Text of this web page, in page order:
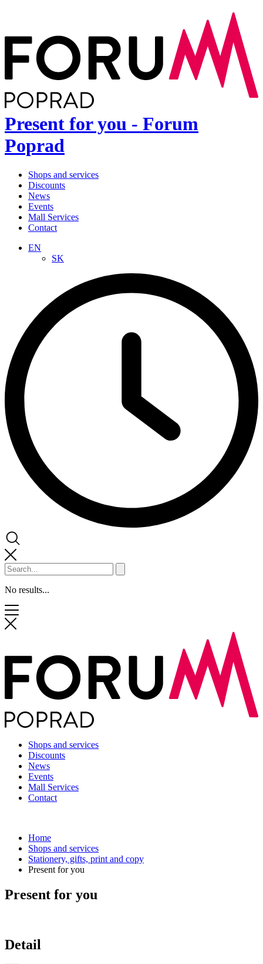
Present for you - Forum
Poprad
Shops and services
Discounts
News
Events
Mall Services
Contact
EN
SK
No results...
Shops and services
Discounts
News
Events
Mall Services
Contact
Home
Shops and services
Stationery, gifts, print and copy
Present for you
Present for you
Detail